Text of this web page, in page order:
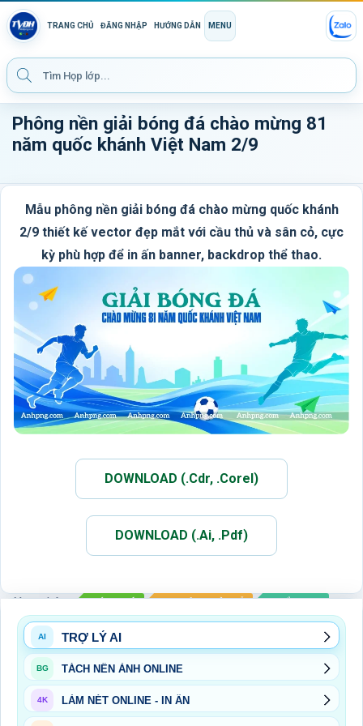
TRANG CHỦ ĐĂNG NHẬP HƯỚNG DẪN MENU
Phông nền giải bóng đá chào mừng 81
năm quốc khánh Việt Nam 2/9
Mẫu phông nền giải bóng đá chào mừng quốc khánh
2/9 thiết kế vector đẹp mắt với cầu thủ và sân cỏ, cực
kỳ phù hợp để in ấn banner, backdrop thể thao.
DOWNLOAD (.Cdr, .Corel)
DOWNLOAD (.Ai, .Pdf)
Xem thêm:
AI TRỢ LÝ AI
BG TÁCH NỀN ẢNH ONLINE
4K LÀM NÉT ONLINE - IN ẤN